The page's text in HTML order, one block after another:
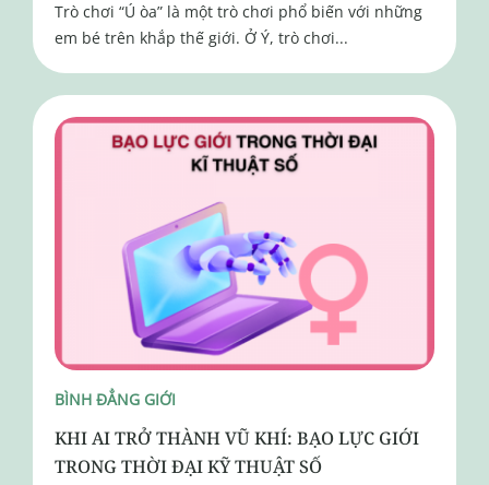
Trò chơi “Ú òa” là một trò chơi phổ biến với những
em bé trên khắp thế giới. Ở Ý, trò chơi...
BÌNH ĐẲNG GIỚI
KHI AI TRỞ THÀNH VŨ KHÍ: BẠO LỰC GIỚI
TRONG THỜI ĐẠI KỸ THUẬT SỐ